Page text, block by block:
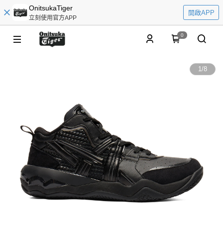
OnitsukaTiger
立刻使用官方APP
開啟APP
0
1/8